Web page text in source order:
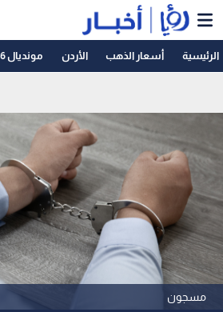
الرئيسية أسعار الذهب الأردن مونديال 2026
مسجون